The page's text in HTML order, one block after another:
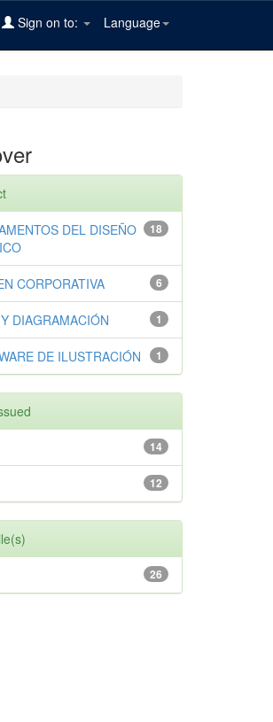
Language
Sign on to:
18
DEL DISEÑO
6
CORPORATIVA
1
DIAGRAMACIÓN
1
DE ILUSTRACIÓN
14
12
26